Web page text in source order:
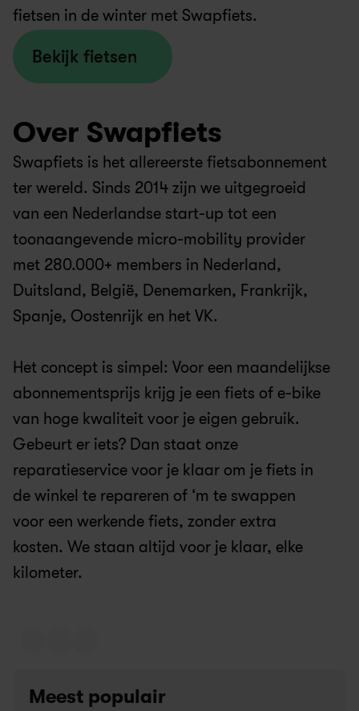
fietsen in de winter met Swapfiets.
Bekijk fietsen
Over Swapfiets
Swapfiets is het allereerste fietsabonnement
ter wereld. Sinds 2014 zijn we uitgegroeid
van een Nederlandse start-up tot een
toonaangevende micro-mobility provider
met 280.000+ members in Nederland,
Duitsland, België, Denemarken, Frankrijk,
Spanje, Oostenrijk en het VK.
Het concept is simpel: Voor een maandelijkse
abonnementsprijs krijg je een fiets of e-bike
van hoge kwaliteit voor je eigen gebruik.
Gebeurt er iets? Dan staat onze
reparatieservice voor je klaar om je fiets in
de winkel te repareren of ‘m te swappen
voor een werkende fiets, zonder extra
kosten. We staan altijd voor je klaar, elke
kilometer.
Meest populair